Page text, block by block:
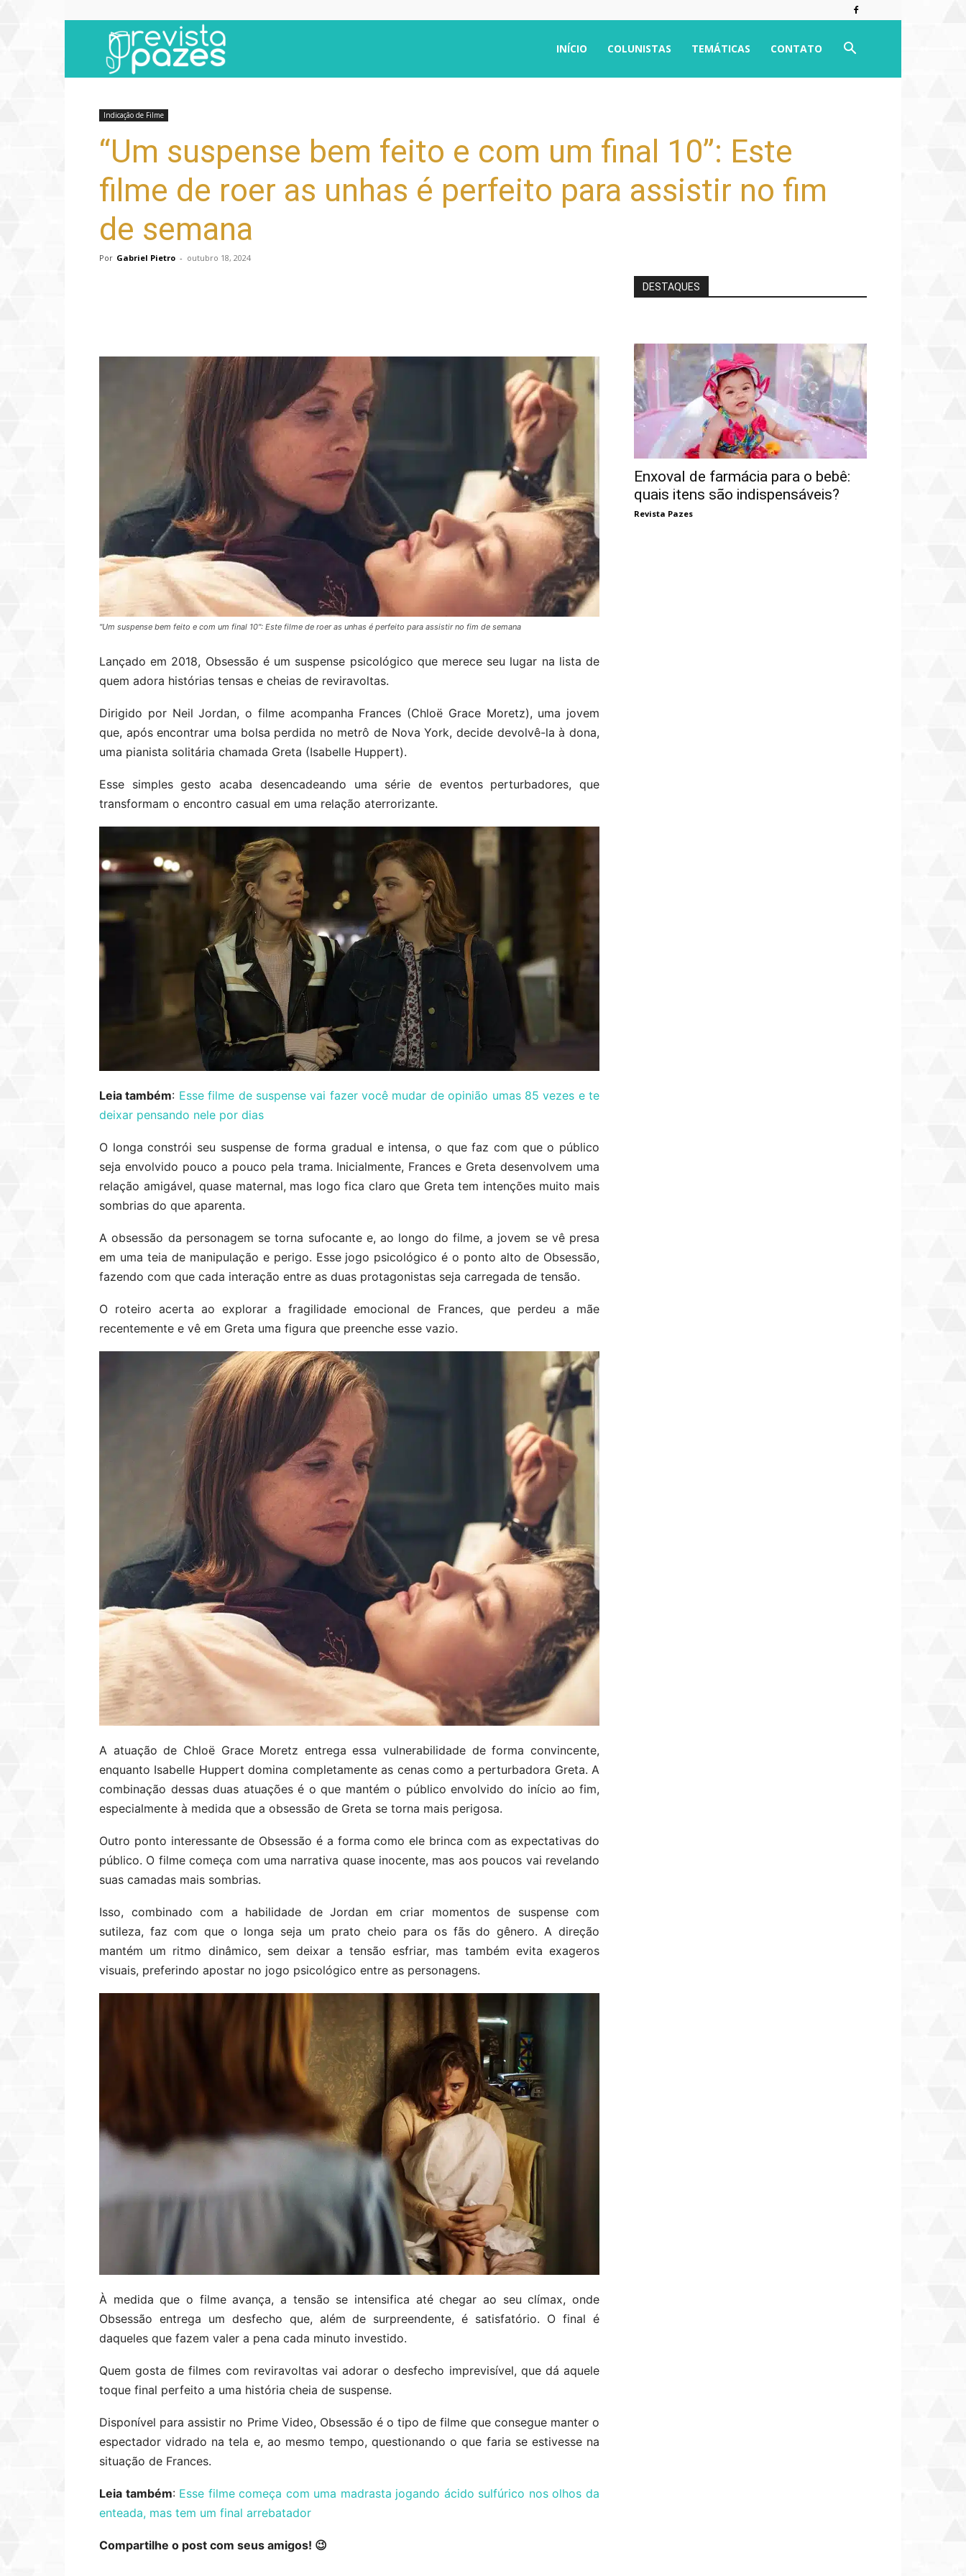
INÍCIO COLUNISTAS TEMÁTICAS CONTATO
Indicação de Filme
“Um suspense bem feito e com um final 10”: Este
filme de roer as unhas é perfeito para assistir no fim
de semana
Por Gabriel Pietro - outubro 18, 2024
"Um suspense bem feito e com um final 10": Este filme de roer as unhas é perfeito para assistir no fim de semana
Lançado em 2018, Obsessão é um suspense psicológico que merece seu lugar na lista de
quem adora histórias tensas e cheias de reviravoltas.
Dirigido por Neil Jordan, o filme acompanha Frances (Chloë Grace Moretz), uma jovem
que, após encontrar uma bolsa perdida no metrô de Nova York, decide devolvê-la à dona,
uma pianista solitária chamada Greta (Isabelle Huppert).
Esse simples gesto acaba desencadeando uma série de eventos perturbadores, que
transformam o encontro casual em uma relação aterrorizante.
Leia também: Esse filme de suspense vai fazer você mudar de opinião umas 85 vezes e te
deixar pensando nele por dias
O longa constrói seu suspense de forma gradual e intensa, o que faz com que o público
seja envolvido pouco a pouco pela trama. Inicialmente, Frances e Greta desenvolvem uma
relação amigável, quase maternal, mas logo fica claro que Greta tem intenções muito mais
sombrias do que aparenta.
A obsessão da personagem se torna sufocante e, ao longo do filme, a jovem se vê presa
em uma teia de manipulação e perigo. Esse jogo psicológico é o ponto alto de Obsessão,
fazendo com que cada interação entre as duas protagonistas seja carregada de tensão.
O roteiro acerta ao explorar a fragilidade emocional de Frances, que perdeu a mãe
recentemente e vê em Greta uma figura que preenche esse vazio.
A atuação de Chloë Grace Moretz entrega essa vulnerabilidade de forma convincente,
enquanto Isabelle Huppert domina completamente as cenas como a perturbadora Greta. A
combinação dessas duas atuações é o que mantém o público envolvido do início ao fim,
especialmente à medida que a obsessão de Greta se torna mais perigosa.
Outro ponto interessante de Obsessão é a forma como ele brinca com as expectativas do
público. O filme começa com uma narrativa quase inocente, mas aos poucos vai revelando
suas camadas mais sombrias.
Isso, combinado com a habilidade de Jordan em criar momentos de suspense com
sutileza, faz com que o longa seja um prato cheio para os fãs do gênero. A direção
mantém um ritmo dinâmico, sem deixar a tensão esfriar, mas também evita exageros
visuais, preferindo apostar no jogo psicológico entre as personagens.
À medida que o filme avança, a tensão se intensifica até chegar ao seu clímax, onde
Obsessão entrega um desfecho que, além de surpreendente, é satisfatório. O final é
daqueles que fazem valer a pena cada minuto investido.
Quem gosta de filmes com reviravoltas vai adorar o desfecho imprevisível, que dá aquele
toque final perfeito a uma história cheia de suspense.
Disponível para assistir no Prime Video, Obsessão é o tipo de filme que consegue manter o
espectador vidrado na tela e, ao mesmo tempo, questionando o que faria se estivesse na
situação de Frances.
Leia também: Esse filme começa com uma madrasta jogando ácido sulfúrico nos olhos da
enteada, mas tem um final arrebatador
Compartilhe o post com seus amigos! 😉
DESTAQUES
Enxoval de farmácia para o bebê:
quais itens são indispensáveis?
Revista Pazes